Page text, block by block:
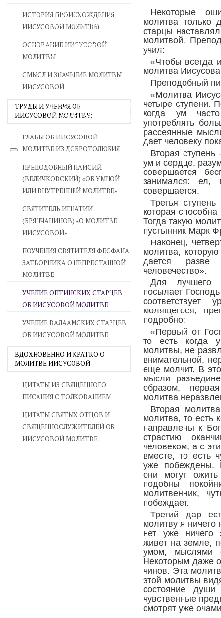
ВОЙНА СО СТРАСТЯМИ
СВЯТЫНИ В ДОМЕ
ПРИТЧИ
СЕМЬЯ - ПОЛНОТА ЗЕМНОГО СЧАСТЬЯ
ЛЮБОВЬ СУПРУЖЕСТВО
ВОСПИТАНИЕ
УТЕШЕНИЕ В СКОРБЯХ
СТАРОСТЬ - РАДОСТЬ
СМЕРТЬ ПОМИНОВЕНИЕ
ИСТОРИЯ ПРОИСХОЖДЕНИЯ
ИИСУСОВОЙ МОЛИТВЫ
ОСНОВАНИЕ ИИСУСОВОЙ
МОЛИТВЫ
СМЫСЛ И ЗНАЧЕНИЕ МОЛИТВЫ
ИИСУСОВОЙ
ТРУДЫ И УЧЕНИЯ ОБ
ИИСУСОВОЙ МОЛИТВЕ:
ГЛАВЫ ОБ ИИСУСОВОЙ
МОЛИТВЕ ИЗ ДОБРОТОЛЮБИЯ
ПРЕПОДОБНЫЙ ПАИСИЙ
(ВЕЛИЧКОВСКИЙ) «ОБ УМНОЙ
ИЛИ ВНУТРЕННЕЙ МОЛИТВЕ»
СВЯТИТЕЛЬ ИГНАТИЙ
(БРЯНЧАНИНОВ) «О МОЛИТВЕ
ИИСУСОВОЙ»
ПОУЧЕНИЯ СВЯТИТЕЛЯ ФЕОФАНА
ЗАТВОРНИКА О НЕПРЕСТАННОЙ
МОЛИТВЕ
УЧЕНИЕ ОПТИНСКИХ СТАРЦЕВ
ОБ ИИСУСОВОЙ МОЛИТВЕ
УЧЕНИЕ ВАЛААМСКИХ СТАРЦЕВ
ОБ ИИСУСОВОЙ МОЛИТВЕ
ВДОХНОВЕННО И КРАТКО О
МОЛИТВЕ ИИСУСОВОЙ
ЦИТАТЫ ИЗ СВЯЩЕННОГО
ПИСАНИЯ С ТОЛКОВАНИЕМ
ЦИТАТЫ СВЯТЫХ ОТЦОВ И
СВЯЩЕННОСЛУЖИТЕЛЕЙ ОБ
ИИСУСОВОЙ МОЛИТВЕ
Некоторые
молитва только
старцы
молитвой.
учил:
«Чтобы всегда
молитва
Преподобный
«Молитва
четыре ступени.
когда ум
употреблять
рассеянные
дает человеку
Вторая ступень
ум и сердце,
совершается
занимался: ел,
совершается.
Третья
которая
Тогда такую
пустынник Марк
Наконец,
молитва,
дается
человечество».
Для лучшего
посылает
соответствует
молящегося,
подробно:
«Первый от
то есть когда
молитвы, не
внимательной,
еще молчит. В
мысли
образом,
молитва
Вторая
молитва, то есть
направлены к
страстию
человеком, а с
вместе, то есть
уже побеждены.
они могут
подобны
молитвенник,
побеждает.
Третий дар
молитву я ничего
нет уже ничего
живет на земле,
умом, мыслями
Некоторым даже
чинов. Эта
этой молитвы
состояние
чувственные
смотрят уже